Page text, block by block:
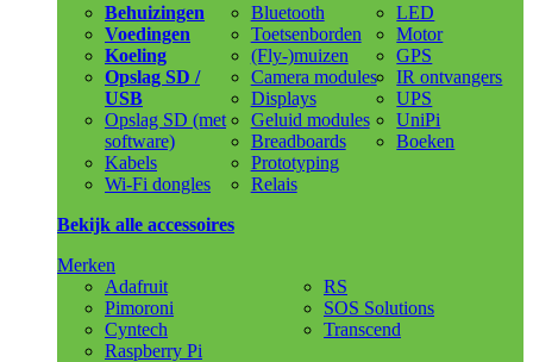
Behuizingen
Voedingen
Koeling
Opslag SD /
USB
Opslag SD (met
software)
Kabels
Wi-Fi dongles
Bluetooth
Toetsenborden
(Fly-)muizen
Camera modules
Displays
Geluid modules
Breadboards
Prototyping
Relais
LED
Motor
GPS
IR ontvangers
UPS
UniPi
Boeken
Bekijk alle accessoires
Merken
Adafruit
Pimoroni
Cyntech
Raspberry Pi
RS
SOS Solutions
Transcend